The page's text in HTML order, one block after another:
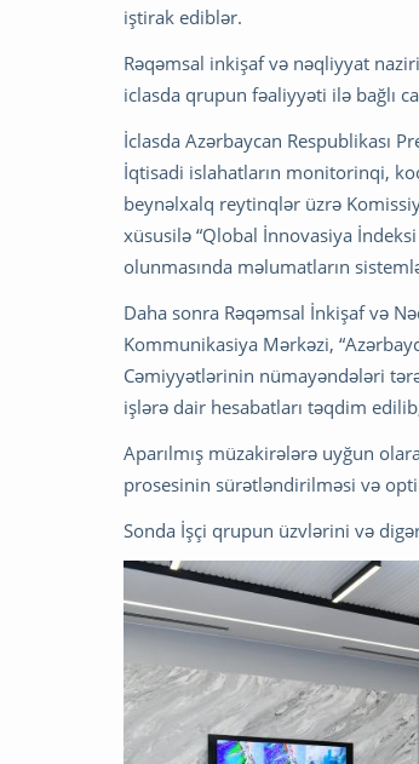
iştirak ediblər.
Rəqəmsal inkişaf və nəqliyyat
iclasda qrupun fəaliyyəti ilə bağlı
İclasda Azərbaycan Respublikası
İqtisadi islahatların monitorinqi,
beynəlxalq reytinqlər üzrə
xüsusilə “Qlobal İnnovasiya
olunmasında məlumatların
Daha sonra Rəqəmsal İnkişaf və
Kommunikasiya Mərkəzi,
Cəmiyyətlərinin nümayəndələri
işlərə dair hesabatları təqdim
Aparılmış müzakirələrə uyğun
prosesinin sürətləndirilməsi və
Sonda İşçi qrupun üzvlərini və